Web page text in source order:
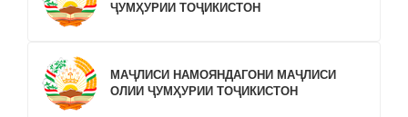
ҶУМҲУРИИ ТОҶИКИСТОН
МАҶЛИСИ НАМОЯНДАГОНИ МАҶЛИСИ
ОЛИИ ҶУМҲУРИИ ТОҶИКИСТОН